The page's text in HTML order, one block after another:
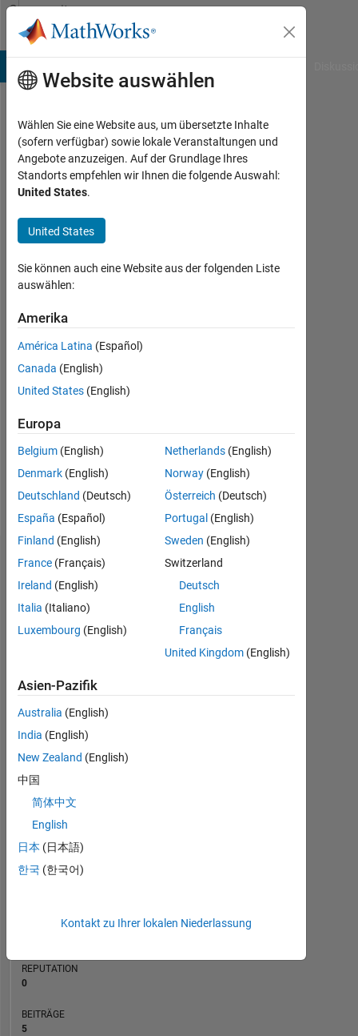
Weiter zum Inhalt
Community
Profile
adam
puchalski
Last
mehr
als 3
Jahre
Aktiv
seit
2022
0
Following:
0
Follow
Dashboard
Statistik
MATLAB Answers
BEITRÄGE L
0
2
3
4
5
REPUTATION
0
BEITRÄGE
5
Website auswählen
Wählen Sie eine Website aus, um übersetzte Inhalte
(sofern verfügbar) sowie lokale Veranstaltungen und
Angebote anzuzeigen. Auf der Grundlage Ihres
Standorts empfehlen wir Ihnen die folgende Auswahl:
United States.
United States
Sie können auch eine Website aus der folgenden Liste
auswählen:
Amerika
América Latina (Español)
Canada (English)
United States (English)
Europa
Belgium (English)
Denmark (English)
Deutschland (Deutsch)
España (Español)
Finland (English)
France (Français)
Ireland (English)
Italia (Italiano)
Luxembourg (English)
Netherlands (English)
Norway (English)
Österreich (Deutsch)
Portugal (English)
Sweden (English)
Switzerland
Deutsch
English
Français
United Kingdom (English)
Asien-Pazifik
Australia (English)
India (English)
New Zealand (English)
中国
简体中文
English
日本 (日本語)
한국 (한국어)
Kontakt zu Ihrer lokalen Niederlassung